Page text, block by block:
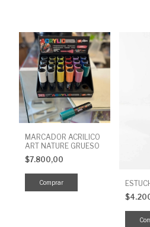
MARCADOR ACRILICO
ART NATURE GRUESO
$7.800,00